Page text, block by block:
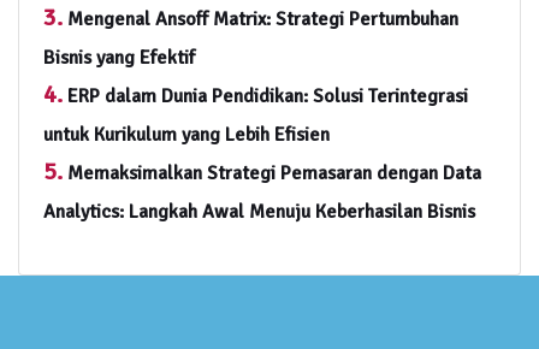
3. Mengenal Ansoff Matrix: Strategi Pertumbuhan
Bisnis yang Efektif
4. ERP dalam Dunia Pendidikan: Solusi Terintegrasi
untuk Kurikulum yang Lebih Efisien
5. Memaksimalkan Strategi Pemasaran dengan Data
Analytics: Langkah Awal Menuju Keberhasilan Bisnis